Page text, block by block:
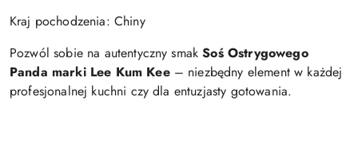
Kraj pochodzenia: Chiny
Pozwól sobie na autentyczny smak Soś Ostrygowego
Panda marki Lee Kum Kee – niezbędny element w każdej
profesjonalnej kuchni czy dla entuzjasty gotowania.